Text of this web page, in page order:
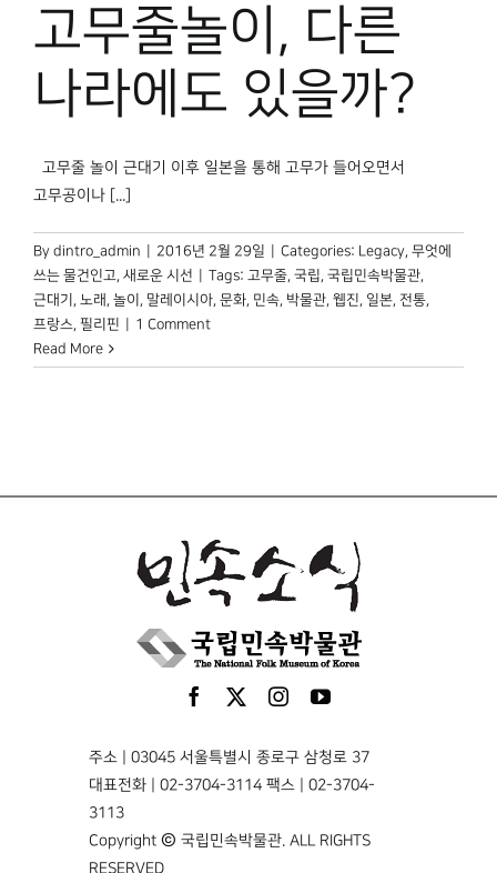
고무줄놀이, 다른
나라에도 있을까?
고무줄 놀이 근대기 이후 일본을 통해 고무가 들어오면서
고무공이나 [...]
By dintro_admin 2016년 2월 29일 Categories: Legacy 무엇에
쓰는 물건인고 새로운 시선 Tags: 고무줄 국립 국립민속박물관
근대기
노래 놀이 말레이시아 문화 민속 박물관 웹진 일본 전통
프랑스 필리핀
1 Comment
Read More
주소 | 03045 서울특별시 종로구 삼청로 37
대표전화 | 02-3704-3114 팩스 | 02-3704-
3113
Copyright © 국립민속박물관. ALL RIGHTS
RESERVED